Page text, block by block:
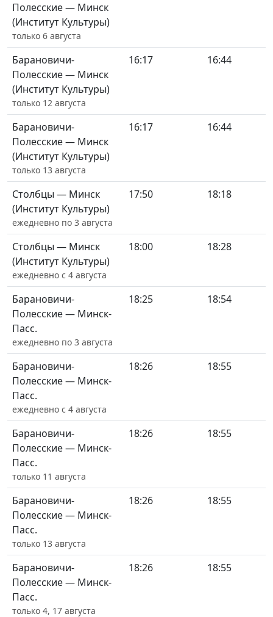
Полесские — Минск
(Институт Культуры)
только 6 августа
Барановичи-
Полесские — Минск
(Институт Культуры)
только 12 августа
16:17 16:44
Барановичи-
Полесские — Минск
(Институт Культуры)
только 13 августа
16:17 16:44
Столбцы — Минск
(Институт Культуры)
ежедневно по 3 августа
17:50 18:18
Столбцы — Минск
(Институт Культуры)
ежедневно с 4 августа
18:00 18:28
Барановичи-
Полесские — Минск-
Пасс.
ежедневно по 3 августа
18:25 18:54
Барановичи-
Полесские — Минск-
Пасс.
ежедневно с 4 августа
18:26 18:55
Барановичи-
Полесские — Минск-
Пасс.
только 11 августа
18:26 18:55
Барановичи-
Полесские — Минск-
Пасс.
только 13 августа
18:26 18:55
Барановичи-
Полесские — Минск-
Пасс.
только 4, 17 августа
18:26 18:55